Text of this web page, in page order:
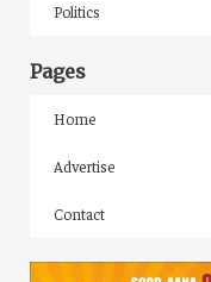
Politics
Pages
Home
Advertise
Contact